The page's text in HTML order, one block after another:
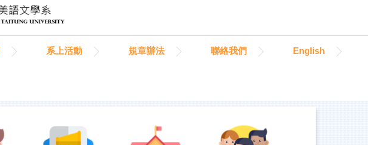
系上活動 規章辦法 聯絡我們 English